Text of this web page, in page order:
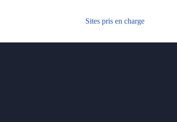
Sites pris en charge